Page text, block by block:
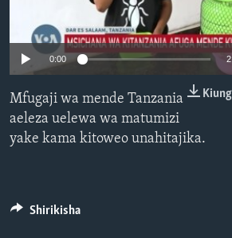
0:00
Mfugaji wa mende Tanzania
aeleza uelewa wa matumizi
yake kama kitoweo unahitajika.
Shirikisha